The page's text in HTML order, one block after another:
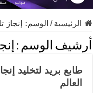
الرئيسية / الوسم: إنجاز
أرشيف الوسم :
طابع بريد لتخليد
العالم